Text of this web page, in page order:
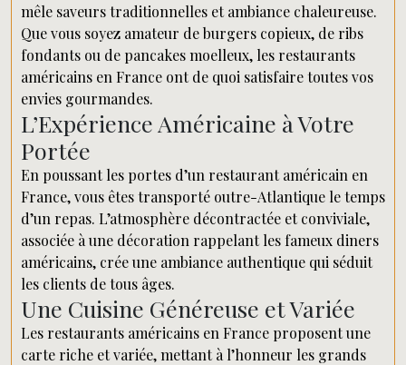
mêle saveurs traditionnelles et ambiance chaleureuse.
Que vous soyez amateur de burgers copieux, de ribs
fondants ou de pancakes moelleux, les restaurants
américains en France ont de quoi satisfaire toutes vos
envies gourmandes.
L’Expérience Américaine à Votre
Portée
En poussant les portes d’un restaurant américain en
France, vous êtes transporté outre-Atlantique le temps
d’un repas. L’atmosphère décontractée et conviviale,
associée à une décoration rappelant les fameux diners
américains, crée une ambiance authentique qui séduit
les clients de tous âges.
Une Cuisine Généreuse et Variée
Les restaurants américains en France proposent une
carte riche et variée, mettant à l’honneur les grands